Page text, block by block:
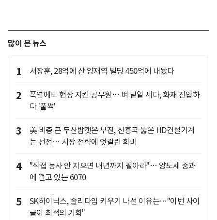
많이 본 뉴스
1 서장훈, 28억에 산 양재역 빌딩 450억에 내놨다
2
폭염에도 현장 지킨 공무원… 벼 낱알 세다, 화재 진압하
다 '풀썩'
3
美 비중 큰 두산밥캣은 부진, 신흥국 뚫은 HD건설기계
는 선전… 시장 전략에 엇갈린 희비
4
"직접 농사 안 지으면 내년까지 팔아라"… 양도세 중과
에 떨고 있는 6070
5
SK하이닉스, 솔리다임 키우기 나선 이유는…"이번 사이
클이 최적의 기회"